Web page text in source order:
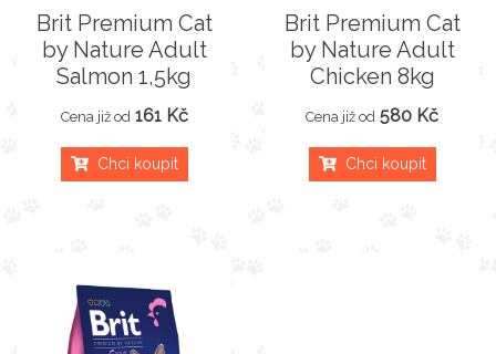
Brit Premium Cat
by Nature Adult
Salmon 1,5kg
Cena již od 161 Kč
Chci koupit
Brit Premium Cat
by Nature Adult
Chicken 8kg
Cena již od 580 Kč
Chci koupit